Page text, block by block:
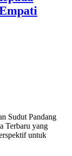
Sudut Pandang
Terbaru yang
untuk